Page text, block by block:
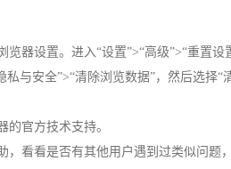
器设置。进入“设置”>“高级”>“重置设
与安全”>“清除浏览数据”，然后选择“
官方技术支持。
看看是否有其他用户遇到过类似问题